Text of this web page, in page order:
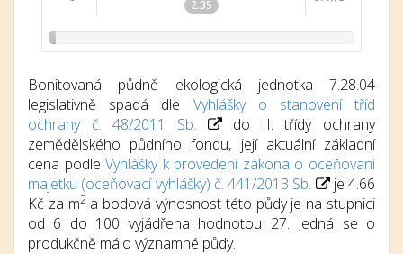
2.35
Bonitovaná půdně ekologická jednotka 7.28.04
legislativně spadá dle Vyhlášky o stanovení tříd
ochrany č. 48/2011 Sb.
do II. třídy ochrany
zemědělského půdního fondu, její aktuální základní
cena podleVyhlášky k provedení zákona o oceňovaní
majetku (oceňovací vyhlášky) č. 441/2013 Sb.
je 4.66
Kč za m2a bodová výnosnost této půdy je na stupnici
od 6 do 100 vyjádřena hodnotou 27. Jedná se o
produkčně málo významné půdy.